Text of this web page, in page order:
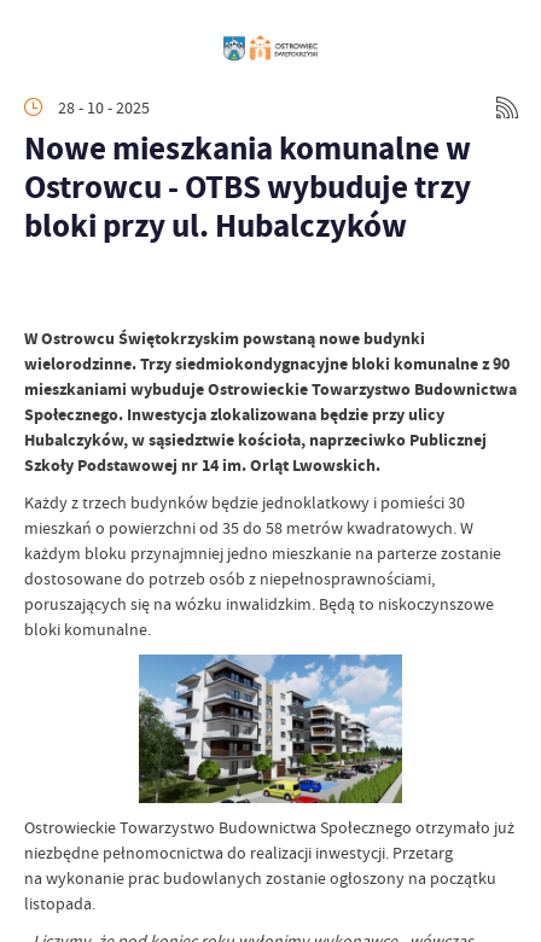
28 - 10 - 2025
Nowe mieszkania komunalne w
Ostrowcu - OTBS wybuduje trzy
bloki przy ul. Hubalczyków
W Ostrowcu Świętokrzyskim powstaną nowe budynki
wielorodzinne. Trzy siedmiokondygnacyjne bloki komunalne z 90
mieszkaniami wybuduje Ostrowieckie Towarzystwo Budownictwa
Społecznego. Inwestycja zlokalizowana będzie przy ulicy
Hubalczyków, w sąsiedztwie kościoła, naprzeciwko Publicznej
Szkoły Podstawowej nr 14 im. Orląt Lwowskich.
Każdy z trzech budynków będzie jednoklatkowy i pomieści 30
mieszkań o powierzchni od 35 do 58 metrów kwadratowych. W
każdym bloku przynajmniej jedno mieszkanie na parterze zostanie
dostosowane do potrzeb osób z niepełnosprawnościami,
poruszających się na wózku inwalidzkim. Będą to niskoczynszowe
bloki komunalne.
Ostrowieckie Towarzystwo Budownictwa Społecznego otrzymało już
niezbędne pełnomocnictwa do realizacji inwestycji. Przetarg
na wykonanie prac budowlanych zostanie ogłoszony na początku
listopada.